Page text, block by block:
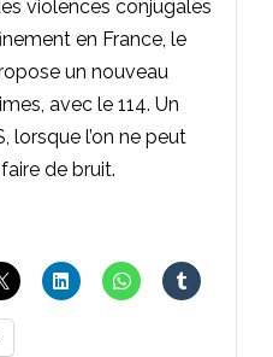
violences conjugales
en France, le
un nouveau
avec le 114. Un
lorsque l’on ne peut
de bruit.